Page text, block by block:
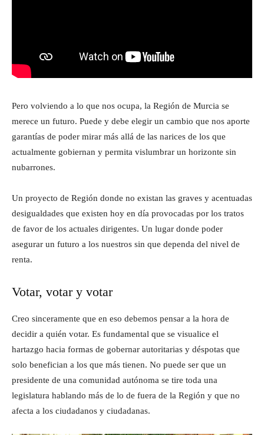
Pero volviendo a lo que nos ocupa, la Región de Murcia se
merece un futuro. Puede y debe elegir un cambio que nos aporte
garantías de poder mirar más allá de las narices de los que
actualmente gobiernan y permita vislumbrar un horizonte sin
nubarrones.
Un proyecto de Región donde no existan las graves y acentuadas
desigualdades que existen hoy en día provocadas por los tratos
de favor de los actuales dirigentes. Un lugar donde poder
asegurar un futuro a los nuestros sin que dependa del nivel de
renta.
Votar, votar y votar
Creo sinceramente que en eso debemos pensar a la hora de
decidir a quién votar. Es fundamental que se visualice el
hartazgo hacia formas de gobernar autoritarias y déspotas que
solo benefician a los que más tienen. No puede ser que un
presidente de una comunidad autónoma se tire toda una
legislatura hablando más de lo de fuera de la Región y que no
afecta a los ciudadanos y ciudadanas.